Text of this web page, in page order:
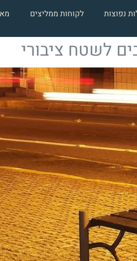
נפוצות לקוחות ממליצים
לשטח ציבורי